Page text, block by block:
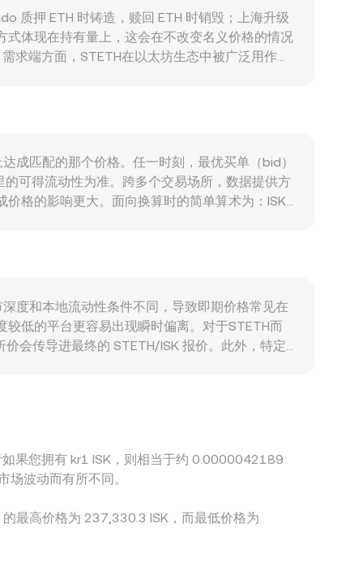
质押 ETH 时铸造，赎回 ETH 时销毁；上海升级
体现在持有量上，这会在不改变名义价格的情况
求端方面，STETH在以太坊生态中被广泛用作抵
或缓释 STETH/ISK 的即期变动。
成匹配的那个价格。任一时刻，最优买单（bid）
可得流动性为准。跨多个交易场所，数据提供方
价格的影响更大。面向换算时的简单算术为：ISK
度和本地流动性条件不同，导致即期价格常见在
低的平台更容易出现瞬时偏离。对于STETH而
会传导进最终的 STETH/ISK 报价。此外，特定
果您拥有 kr1 ISK，则相当于约 0.0000042189
波动而有所不同。
最高价格为 237,330.3 ISK，而最低价格为